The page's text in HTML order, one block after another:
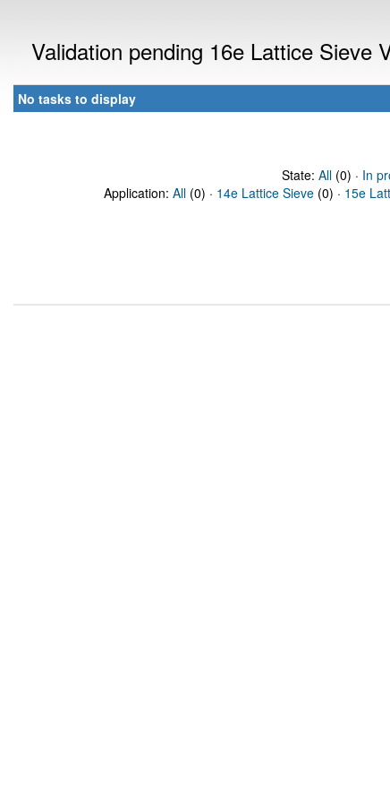
Validation pending 16e Lattice Sieve
No tasks to display
State: All(0) · In
Application: All (0) · 14e Lattice Sieve (0) · 15e